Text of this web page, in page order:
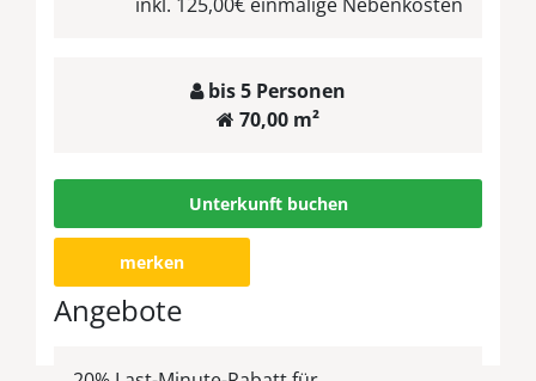
bis 5 Personen
70,00 m²
Unterkunft buchen
merken
Angebote